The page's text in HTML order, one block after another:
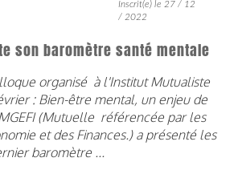
Inscrit(e) le 27 / 12
/ 2022
son baromètre santé mentale
organisé à l'Institut Mutualiste
: Bien-être mental, un enjeu de
(Mutuelle référencée par les
et des Finances.) a présenté les
baromètre ...